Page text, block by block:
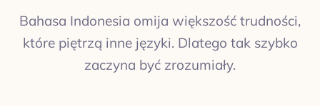
Bahasa Indonesia omija większość trudności,
które piętrzą inne języki. Dlatego tak szybko
zaczyna być zrozumiały.